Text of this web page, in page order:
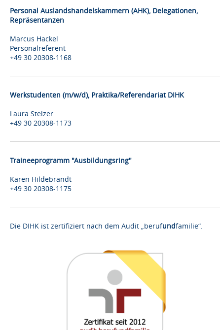
Personal Auslandshandelskammern (AHK), Delegationen,
Repräsentanzen
Marcus Hackel
Personalreferent
+49 30 20308-1168
Werkstudenten (m/w/d), Praktika/Referendariat DIHK
Laura Stelzer
+49 30 20308-1173
Traineeprogramm "Ausbildungsring"
Karen Hildebrandt
+49 30 20308-1175
Die DIHK ist zertifiziert nach dem Audit „berufundfamilie“.